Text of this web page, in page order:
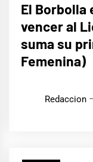
El Borbolla
vencer al
suma su
Femenina)
Redaccion